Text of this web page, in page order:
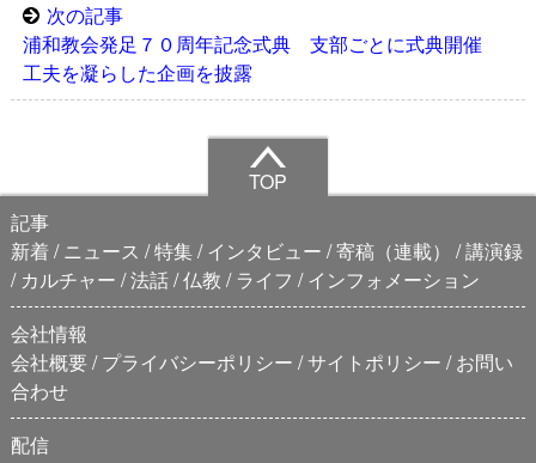
次の記事
浦和教会発足７０周年記念式典 支部ごとに式典開催
工夫を凝らした企画を披露
TOP
記事
新着
ニュース 特集 インタビュー 寄稿（連載）
講演録
カルチャー 法話 仏教 ライフ
インフォメーション
会社情報
会社概要 プライバシーポリシー サイトポリシー
お問い
合わせ
配信